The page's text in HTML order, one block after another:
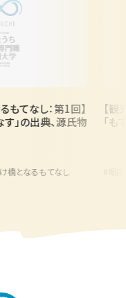
なし：第1回】
」の出典、源氏物
なるもてなし
【観光
「もてな
#堀田 明美